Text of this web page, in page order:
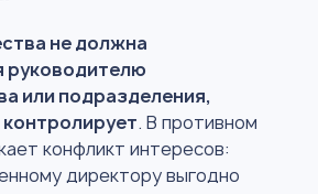
не должна
руководителю
или подразделения,
. В противном
конфликт интересов:
директору выгодно